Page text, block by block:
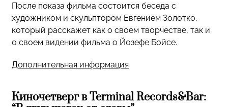
После показа фильма состоится беседа с
художником и скульптором Евгением Золотко,
который расскажет как о своем творчестве, так и
о своем видении фильма о Йозефе Бойсе.
Дополнительная информация
Киночетверг в Terminal Records&Bar: